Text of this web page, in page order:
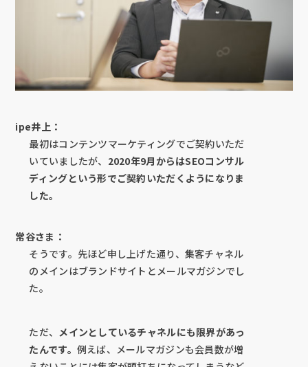
ipe井上：
最初はコンテンツマーケティングでご契約いただ
いていましたが、 2020年9月からはSEOコンサル
ディングという形でご契約いただくようになりま
した。
常谷さま：
そうです。先ほど申し上げた通り、集客チャネル
のメインはブランドサイトとメールマガジンでし
た。
ただ、 メインとしているチャネルにも限界があっ
たんです。 例えば、メールマガジンも会員数が増